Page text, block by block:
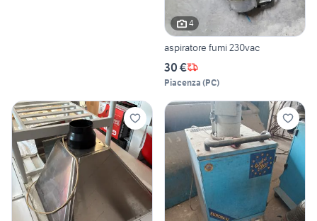
4
aspiratore fumi 230vac
30 €
Piacenza (PC)